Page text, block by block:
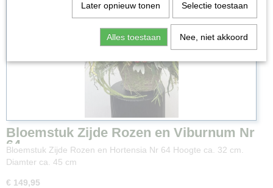
Bloemstuk Zijde Rozen en Viburnum Nr
64
Bloemstuk Zijde Rozen en Hortensia Nr 64 Hoogte ca. 32 cm.
Diamter ca. 45 cm
€ 149,95
Later opnieuw tonen Selectie toestaan
Alles toestaan Nee, niet akkoord